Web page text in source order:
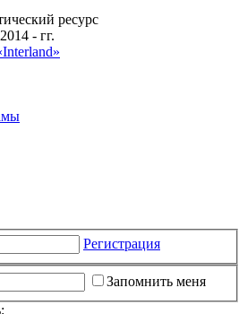
ресурс
- гг.
Регистрация
Запомнить меня